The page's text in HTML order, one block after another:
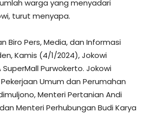
warga yang menyadari
turut menyapa.
Biro Pers, Media, dan Informasi
Kamis (4/1/2024), Jokowi
SuperMall Purwokerto. Jokowi
Umum dan Perumahan
Menteri Pertanian Andi
Menteri Perhubungan Budi Karya